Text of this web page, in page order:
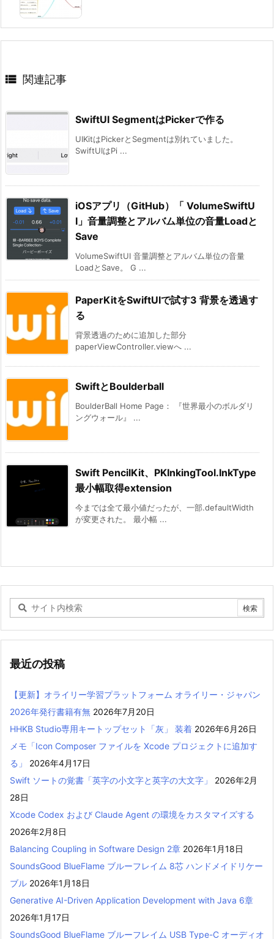
 関連記事
SwiftUI SegmentはPickerで作る
UIKitはPickerとSegmentは別れていました。
SwiftUIはPi ...
iOSアプリ（GitHub）「 VolumeSwiftU
I」音量調整とアルバム単位の音量Loadと
Save
VolumeSwiftUI 音量調整とアルバム単位の音量
LoadとSave。 G ...
PaperKitをSwiftUIで試す3 背景を透過す
る
背景透過のために追加した部分
paperViewController.viewへ ...
SwiftとBoulderball
BoulderBall Home Page： 『世界最小のボルダリ
ングウォール』 ...
Swift PencilKit、PKInkingTool.InkType
最小幅取得extension
今までは全て最小値だったが、一部.defaultWidth
が変更された。 最小幅 ...
最近の投稿
【更新】オライリー学習プラットフォーム オライリー・ジャパン
2026年発行書籍有無 2026年7月20日
HHKB Studio専用キートップセット「灰」 装着 2026年6月26日
メモ「Icon Composer ファイルを Xcode プロジェクトに追加す
る」
2026年4月17日
Swift ソートの覚書「英字の小文字と英字の大文字」
2026年2月
28日
Xcode Codex および Claude Agent の環境をカスタマイズする
2026年2月8日
Balancing Coupling in Software Design 2章 2026年1月18日
SoundsGood BlueFlame ブルーフレイム 8芯 ハンドメイドリケー
ブル 2026年1月18日
Generative AI-Driven Application Development with Java 6章
2026年1月17日
SoundsGood BlueFlame ブルーフレイム USB Type-C オーディオ